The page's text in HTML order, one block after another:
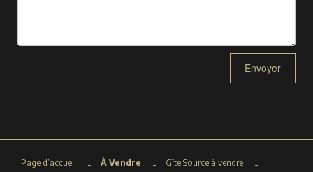
Page d’accueil À Vendre Gîte Source à vendre